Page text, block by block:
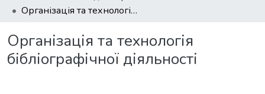
Організація та технологія бібліографічної діяльності
Організація та технологія
бібліографічної діяльності